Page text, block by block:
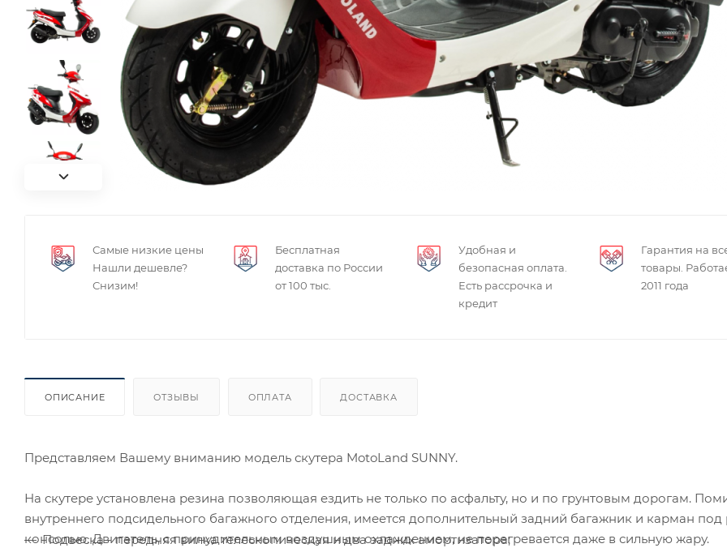
Самые низкие цены
Нашли дешевле?
Снизим!
Бесплатная
доставка по России
от 100 тыс.
Удобная и
безопасная оплата.
Есть рассрочка и
кредит
Гарантия на
товары.
2011 года
ОПИСАНИЕ ОТЗЫВЫ ОПЛАТА ДОСТАВКА
Представляем Вашему вниманию модель скутера MotoLand SUNNY.
На скутере установлена резина позволяющая ездить не только по асфальту, но и по грунтовым дорогам.
внутреннего подсидельного багажного отделения, имеется дополнительный задний багажник и карман под
консолью. Двигатель, с принудительным воздушным охлаждением, не перегревается даже в сильную жару.
Подвеска - передняя вилка телескопическая и два задних амортизатора;